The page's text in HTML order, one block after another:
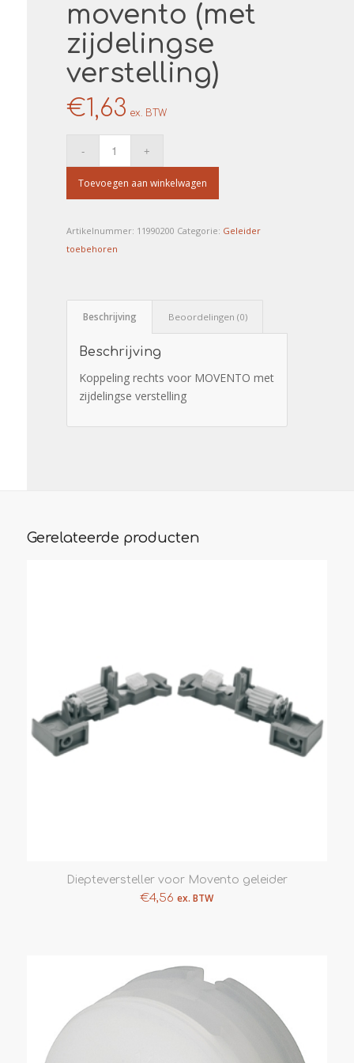
movento (met
zijdelingse
verstelling)
€1,63 ex. BTW
Toevoegen aan winkelwagen
Artikelnummer: 11990200 Categorie: Geleider
toebehoren
Beschrijving Beoordelingen (0)
Beschrijving
Koppeling rechts voor MOVENTO met
zijdelingse verstelling
Gerelateerde producten
Diepteversteller voor Movento geleider
€4,56 ex. BTW